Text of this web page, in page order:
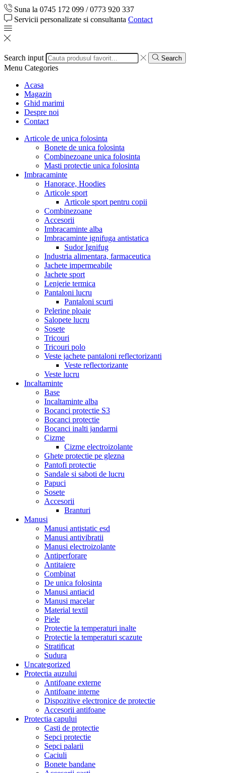
Suna la 0745 172 099 / 0773 920 337
Servicii personalizate si consultanta Contact
Search input Search
Menu Categories
Acasa
Magazin
Ghid marimi
Despre noi
Contact
Articole de unica folosinta
Bonete de unica folosinta
Combinezoane unica folosinta
Masti protectie unica folosinta
Imbracaminte
Hanorace, Hoodies
Articole sport
Articole sport pentru copii
Combinezoane
Accesorii
Imbracaminte alba
Imbracaminte ignifuga antistatica
Sudor Ignifug
Industria alimentara, farmaceutica
Jachete impermeabile
Jachete sport
Lenjerie termica
Pantaloni lucru
Pantaloni scurti
Pelerine ploaie
Salopete lucru
Sosete
Tricouri
Tricouri polo
Veste jachete pantaloni reflectorizanti
Veste reflectorizante
Veste lucru
Incaltaminte
Base
Incaltaminte alba
Bocanci protectie S3
Bocanci protectie
Bocanci inalti jandarmi
Cizme
Cizme electroizolante
Ghete protectie pe glezna
Pantofi protectie
Sandale si saboti de lucru
Papuci
Sosete
Accesorii
Branturi
Manusi
Manusi antistatic esd
Manusi antivibratii
Manusi electroizolante
Antiperforare
Antitaiere
Combinat
De unica folosinta
Manusi antiacid
Manusi macelar
Material textil
Piele
Protectie la temperaturi inalte
Protectie la temperaturi scazute
Stratificat
Sudura
Uncategorized
Protectia auzului
Antifoane externe
Antifoane interne
Dispozitive electronice de protectie
Accesorii antifoane
Protectia capului
Casti de protectie
Sepci protectie
Sepci palarii
Caciuli
Bonete bandane